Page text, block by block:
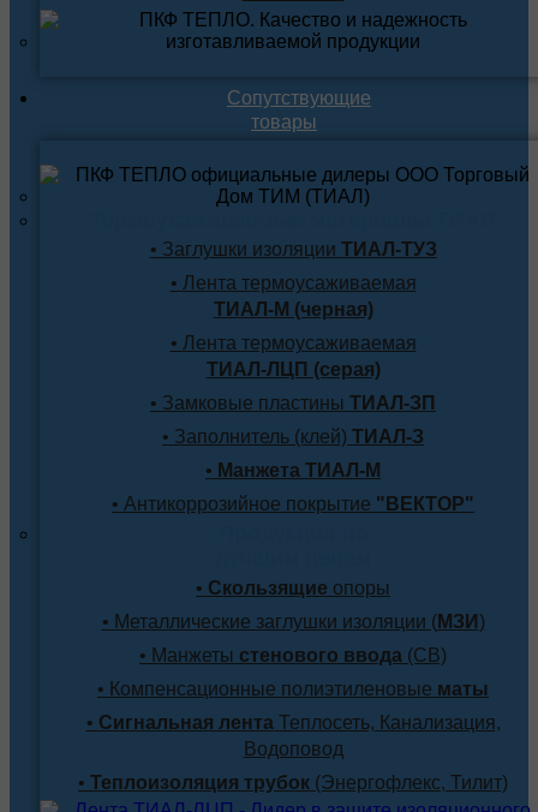
Сопутствующие
товары
• Заглушки изоляции ТИАЛ-ТУЗ
• Лента термоусаживаемая
ТИАЛ-М (черная)
• Лента термоусаживаемая
ТИАЛ-ЛЦП (серая)
• Замковые пластины ТИАЛ-ЗП
• Заполнитель (клей) ТИАЛ-З
• Манжета ТИАЛ-М
• Антикоррозийное покрытие "ВЕКТОР"
• Скользящие опоры
• Металлические заглушки изоляции (МЗИ )
• Манжеты стенового ввода (СВ)
• Компенсационные полиэтиленовые маты
• Сигнальная лентаТеплосеть, Канализация,
Водоповод
• Теплоизоляция трубок (Энергофлекс, Тилит)